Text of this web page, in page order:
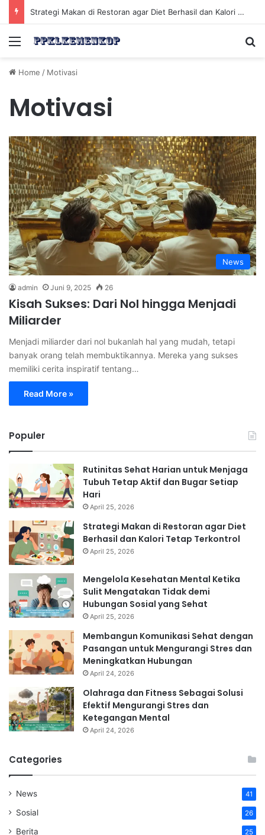
Strategi Makan di Restoran agar Diet Berhasil dan Kalori Tetap Terkontrol
Menu
Home / Motivasi
Motivasi
News
admin Juni 9, 2025 26
Kisah Sukses: Dari Nol hingga Menjadi
Miliarder
Menjadi miliarder dari nol bukanlah hal yang mudah, tetapi
banyak orang telah membuktikannya. Mereka yang sukses
memiliki cerita inspiratif tentang…
Read More »
Populer
Rutinitas Sehat Harian untuk Menjaga
Tubuh Tetap Aktif dan Bugar Setiap
Hari
April 25, 2026
Strategi Makan di Restoran agar Diet
Berhasil dan Kalori Tetap Terkontrol
April 25, 2026
Mengelola Kesehatan Mental Ketika
Sulit Mengatakan Tidak demi
Hubungan Sosial yang Sehat
April 25, 2026
Membangun Komunikasi Sehat dengan
Pasangan untuk Mengurangi Stres dan
Meningkatkan Hubungan
April 24, 2026
Olahraga dan Fitness Sebagai Solusi
Efektif Mengurangi Stres dan
Ketegangan Mental
April 24, 2026
Categories
News 41
Sosial 26
Berita 25